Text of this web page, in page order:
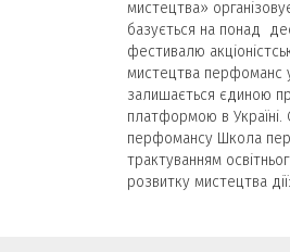
мистецтва»
базується на понад
фестивалю
мистецтва перфоманс
залишається єдиною
платформою в Україні.
перфомансу Школа
трактуванням
розвитку мистецтва